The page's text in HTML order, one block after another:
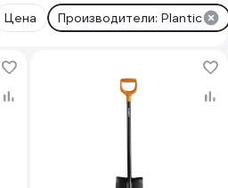
Цена Производители: Plantic